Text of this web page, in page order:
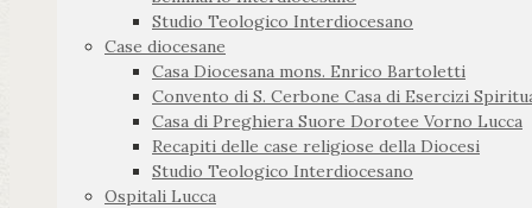
Studio Teologico Interdiocesano
Case diocesane
Casa Diocesana mons. Enrico Bartoletti
Convento di S. Cerbone Casa di Esercizi
Casa di Preghiera Suore Dorotee Vorno Lucca
Recapiti delle case religiose della Diocesi
Studio Teologico Interdiocesano
Ospitali Lucca